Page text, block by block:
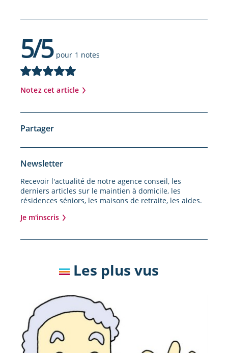
5/5pour 1 notes
Notez cet article
Newsletter
Recevoir l'actualité de notre agence conseil, les
derniers articles sur le maintien à domicile, les
résidences séniors, les maisons de retraite, les aides.
Je m'inscris
Partager
Les plus vus